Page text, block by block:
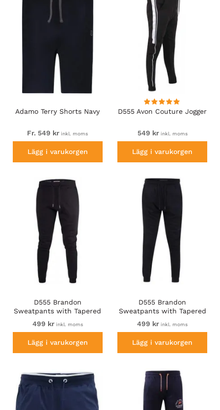
Adamo Terry Shorts Navy
Fr. 549 kr inkl. moms
Lägg i varukorgen
D555 Avon Couture Jogger
549 krinkl. moms
Lägg i varukorgen
D555 Brandon
Sweatpants with Tapered
leg Black
499 krinkl. moms
Lägg i varukorgen
D555 Brandon
Sweatpants with Tapered
leg Navy
499 kr inkl. moms
Lägg i varukorgen